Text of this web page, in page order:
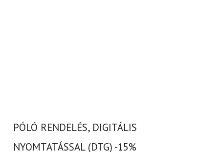
PÓLÓ RENDELÉS, DIGITÁLIS
NYOMTATÁSSAL (DTG) -15%